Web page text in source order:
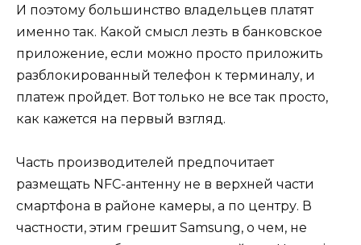
И поэтому большинство владельцев платят
именно так. Какой смысл лезть в банковское
приложение, если можно просто приложить
разблокированный телефон к терминалу, и
платеж пройдет. Вот только не все так просто,
как кажется на первый взгляд.
Часть производителей предпочитает
размещать NFC-антенну не в верхней части
смартфона в районе камеры, а по центру. В
частности, этим грешит Samsung, о чем, не